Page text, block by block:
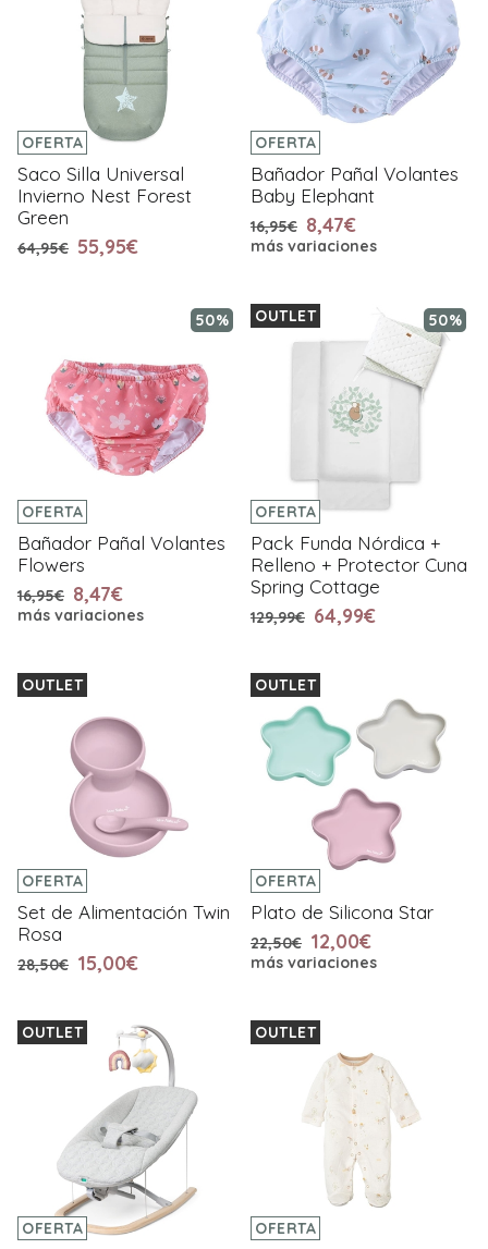
OFERTA
Saco Silla Universal
Invierno Nest Forest
Green
64,95€ 55,95€
OFERTA
Bañador Pañal Volantes
Baby Elephant
16,95€ 8,47€
más variaciones
50%
OFERTA
Bañador Pañal Volantes
Flowers
16,95€ 8,47€
más variaciones
50%
OFERTA
OUTLET
Pack Funda Nórdica +
Relleno + Protector Cuna
Spring Cottage
129,99€ 64,99€
OFERTA
OUTLET
Set de Alimentación Twin
Rosa
28,50€ 15,00€
OFERTA
OUTLET
Plato de Silicona Star
22,50€ 12,00€
más variaciones
OFERTA
OUTLET
OFERTA
OUTLET